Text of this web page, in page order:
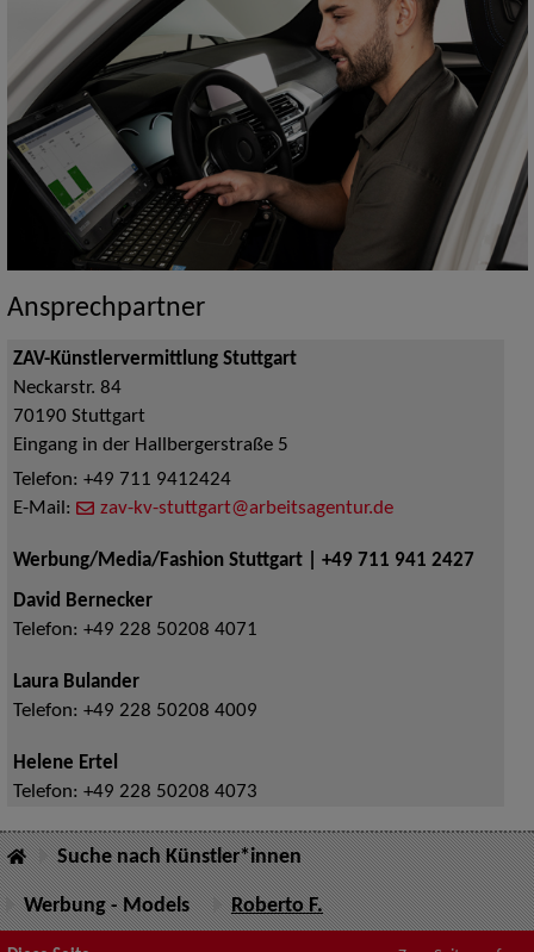
Ansprechpartner
ZAV-Künstlervermittlung Stuttgart
Neckarstr. 84
70190 Stuttgart
Eingang in der Hallbergerstraße 5
Telefon: +49 711 9412424
E-Mail:
zav-kv-stuttgart@arbeitsagentur.de
Werbung/Media/Fashion Stuttgart | +49 711 941 2427
David Bernecker
Telefon: +49 228 50208 4071
Laura Bulander
Telefon: +49 228 50208 4009
Helene Ertel
Telefon: +49 228 50208 4073
Suche nach Künstler*innen
Werbung - Models Roberto F.